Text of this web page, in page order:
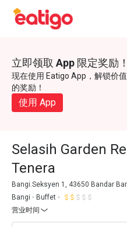
立即领取 App 限定奖励！
现在使用 Eatigo App，解锁价
的奖励！
使用 App
Selasih Garden
Tenera
Bangi.Seksyen 1, 43650 Bandar
Bangi
Buffet
营业时间